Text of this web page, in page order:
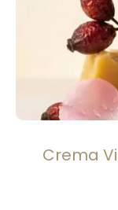
Crema